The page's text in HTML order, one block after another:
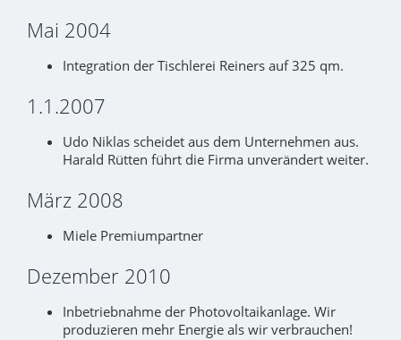
Mai 2004
Integration der Tischlerei Reiners auf 325 qm.
1.1.2007
Udo Niklas scheidet aus dem Unternehmen aus.
Harald Rütten führt die Firma unverändert weiter.
März 2008
Miele Premiumpartner
Dezember 2010
Inbetriebnahme der Photovoltaikanlage. Wir
produzieren mehr Energie als wir verbrauchen!